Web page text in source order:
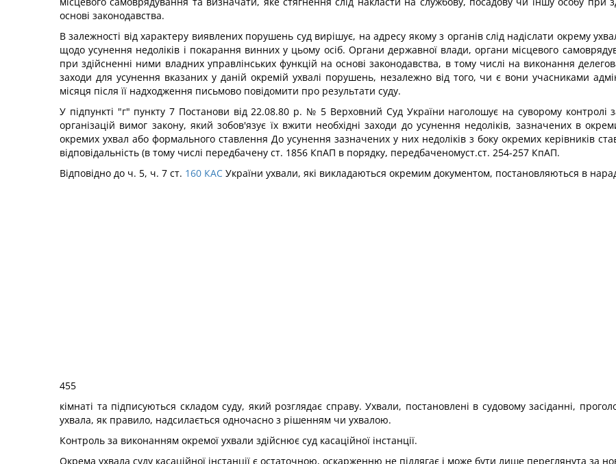
основі законодавства.
В залежності від характеру виявлених порушень суд вирішує, на адресу якому з органів слід надіслати окрему
щодо усунення недоліків і покарання винних у цьому осіб. Органи державної влади, органи місцевого
при здійсненні ними владних управлінських функцій на основі законодавства, в тому числі на виконання
заходи для усунення вказаних у даній окремій ухвалі порушень, незалежно від того, чи є вони учасниками
місяця після її надходження письмово повідомити про результати суду.
У підпункті "г" пункту 7 Постанови від 22.08.80 р. № 5 Верховний Суд України наголошує на суворому контролі
організацій вимог закону, який зобов'язує їх вжити необхідні заходи до усунення недоліків, зазначених в
окремих ухвал або формального ставлення До усунення зазначених у них недоліків з боку окремих керівників
відповідальність (в тому числі передбачену ст. 1856 КпАП в порядку, передбаченомуст.ст. 254-257 КпАП.
Відповідно до ч. 5, ч. 7 ст. 160 КАС України ухвали, які викладаються окремим документом, постановляються в
455
кімнаті та підписуються складом суду, який розглядає справу. Ухвали, постановлені в судовому засіданні,
ухвала, як правило, надсилається одночасно з рішенням чи ухвалою.
Контроль за виконанням окремої ухвали здійснює суд касаційної інстанції.
Окрема ухвала суду касаційної інстанції є остаточною, оскарженню не підлягає і може бути лише переглянута за